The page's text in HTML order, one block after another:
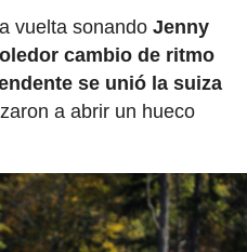
vuelta sonandoJenny
cambio de ritmo
se unió la suiza
a abrir un hueco